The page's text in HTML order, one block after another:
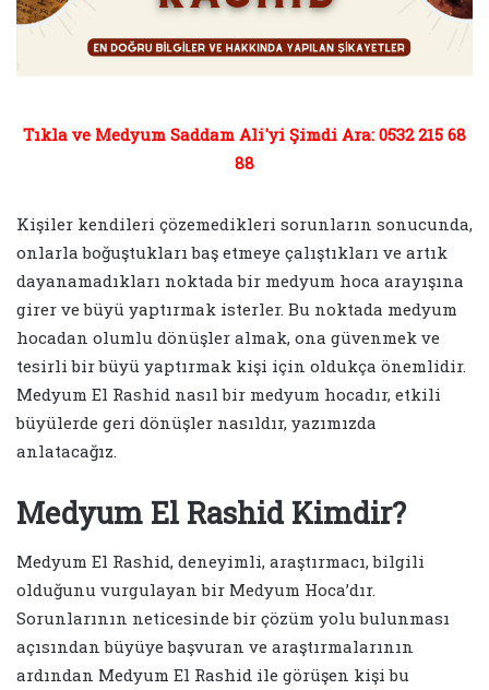
Tıkla ve Medyum Saddam Ali'yi Şimdi Ara: 0532 215 68
88
Kişiler kendileri çözemedikleri sorunların sonucunda,
onlarla boğuştukları baş etmeye çalıştıkları ve artık
dayanamadıkları noktada bir medyum hoca arayışına
girer ve büyü yaptırmak isterler. Bu noktada medyum
hocadan olumlu dönüşler almak, ona güvenmek ve
tesirli bir büyü yaptırmak kişi için oldukça önemlidir.
Medyum El Rashid nasıl bir medyum hocadır, etkili
büyülerde geri dönüşler nasıldır, yazımızda
anlatacağız.
Medyum El Rashid Kimdir?
Medyum El Rashid, deneyimli, araştırmacı, bilgili
olduğunu vurgulayan bir Medyum Hoca’dır.
Sorunlarının neticesinde bir çözüm yolu bulunması
açısından büyüye başvuran ve araştırmalarının
ardından Medyum El Rashid ile görüşen kişi bu